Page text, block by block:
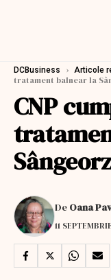
DCBusiness › Articole
tratament balnear la
CNP
Sângeorz
De Oana
11